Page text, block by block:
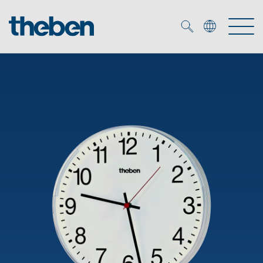
Smart Home
DALI
Rilevatori di presenza/movimento
Fari a LED
Soluzioni OEM
Esperti OEM
Referenze
Controllo dell'illuminazione DALI-2
Emettitore LED (inglese)
Mediateca